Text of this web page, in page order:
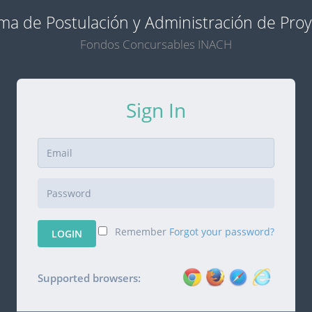
de Postulación y Administración de
Fondos Concursables INACH
Sign In
LOGIN Remember Forgot your password?
Supported browsers: